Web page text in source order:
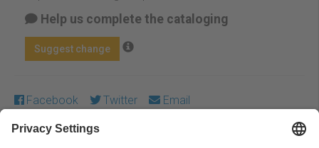
Help us complete the cataloging
Suggest change
Facebook Twitter Email